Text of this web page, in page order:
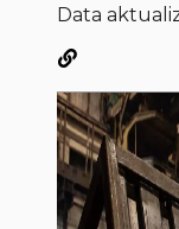
Data